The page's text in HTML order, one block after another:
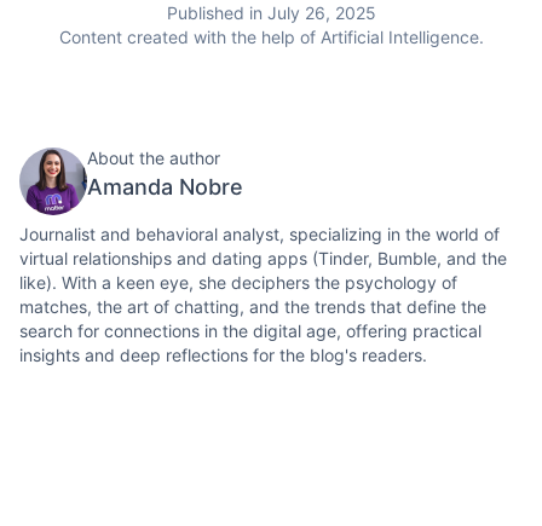
Published in July 26, 2025
Content created with the help of Artificial Intelligence.
About the author
Amanda Nobre
Journalist and behavioral analyst, specializing in the world of
virtual relationships and dating apps (Tinder, Bumble, and the
like). With a keen eye, she deciphers the psychology of
matches, the art of chatting, and the trends that define the
search for connections in the digital age, offering practical
insights and deep reflections for the blog's readers.